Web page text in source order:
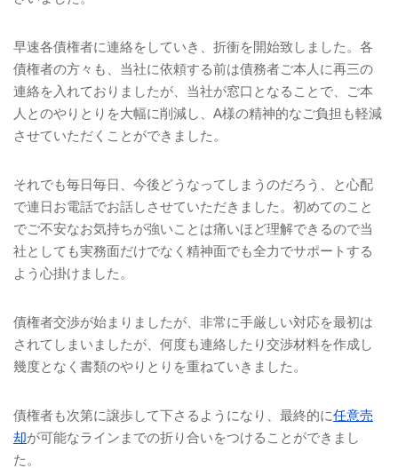
早速各債権者に連絡をしていき、折衝を開始致しました。各
債権者の方々も、当社に依頼する前は債務者ご本人に再三の
連絡を入れておりましたが、当社が窓口となることで、ご本
人とのやりとりを大幅に削減し、 A様の精神的なご負担も軽減
させていただくことができました。
それでも毎日毎日、今後どうなってしまうのだろう、と心配
で連日お電話でお話しさせていただきました。初めてのこと
でご不安なお気持ちが強いことは痛いほど理解できるので当
社としても実務面だけでなく精神面でも全力でサポートする
よう心掛けました。
債権者交渉が始まりましたが、非常に手厳しい対応を最初は
されてしまいましたが、何度も連絡したり交渉材料を作成し
幾度となく書類のやりとりを重ねていきました。
債権者も次第に譲歩して下さるようになり、最終的に任意売
却が可能なラインまでの折り合いをつけることができまし
た。